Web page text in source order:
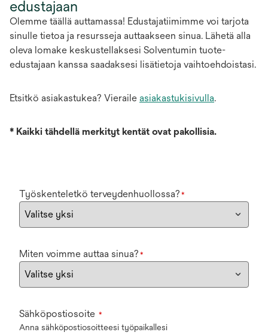
edustajaan
Olemme täällä auttamassa! Edustajatiimimme voi tarjota
sinulle tietoa ja resursseja auttaakseen sinua. Lähetä alla
oleva lomake keskustellaksesi Solventumin tuote-
edustajaan kanssa saadaksesi lisätietoja vaihtoehdoistasi.
Etsitkö asiakastukea? Vieraile asiakastukisivulla.
* Kaikki tähdellä merkityt kentät ovat pakollisia.
Työskenteletkö terveydenhuollossa? *
Miten voimme auttaa sinua? *
Sähköpostiosoite *
Anna sähköpostiosoitteesi työpaikallesi